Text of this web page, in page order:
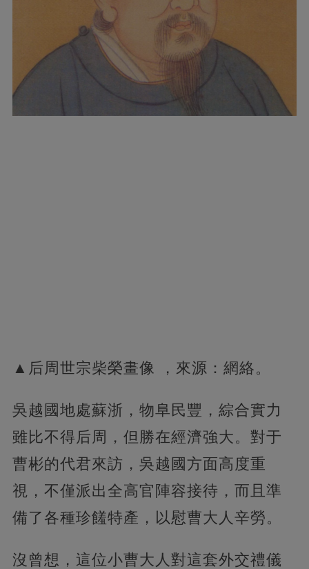
▲后周世宗柴榮畫像 ，來源：網絡。
吳越國地處蘇浙，物阜民豐，綜合實力
雖比不得后周，但勝在經濟強大。對于
曹彬的代君來訪，吳越國方面高度重
視，不僅派出全高官陣容接待，而且準
備了各種珍饈特產，以慰曹大人辛勞。
沒曾想，這位小曹大人對這套外交禮儀